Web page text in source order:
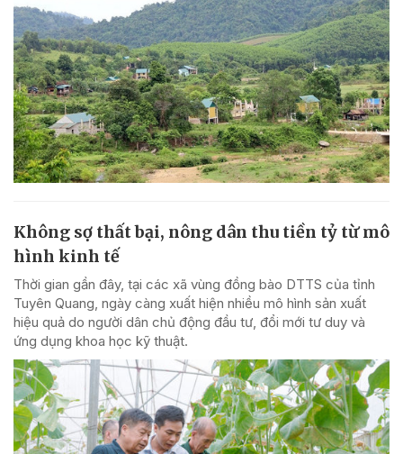
Không sợ thất bại, nông dân thu tiền tỷ từ mô
hình kinh tế
Thời gian gần đây, tại các xã vùng đồng bào DTTS của tỉnh
Tuyên Quang, ngày càng xuất hiện nhiều mô hình sản xuất
hiệu quả do người dân chủ động đầu tư, đổi mới tư duy và
ứng dụng khoa học kỹ thuật.